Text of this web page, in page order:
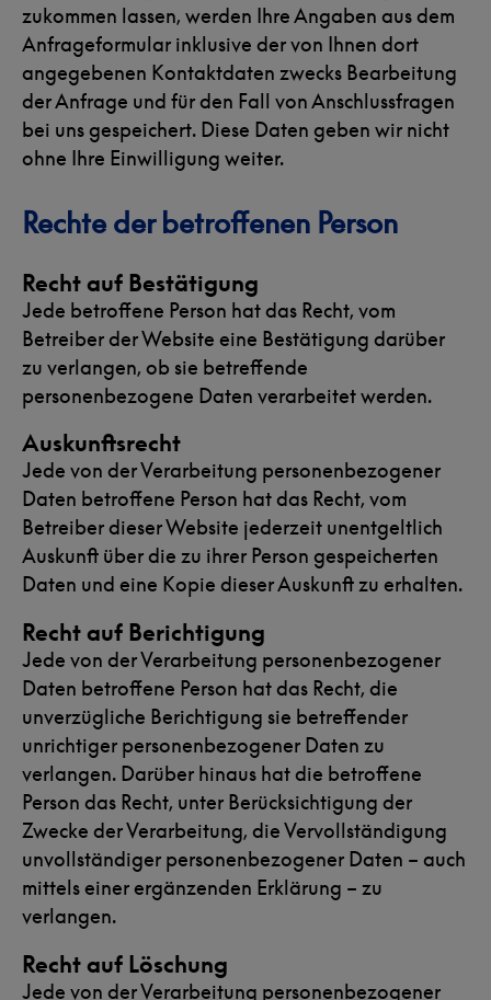
zukommen lassen, werden Ihre Angaben aus dem
Anfrageformular inklusive der von Ihnen dort
angegebenen Kontaktdaten zwecks Bearbeitung
der Anfrage und für den Fall von Anschlussfragen
bei uns gespeichert. Diese Daten geben wir nicht
ohne Ihre Einwilligung weiter.
Rechte der betroffenen Person
Recht auf Bestätigung
Jede betroffene Person hat das Recht, vom
Betreiber der Website eine Bestätigung darüber
zu verlangen, ob sie betreffende
personenbezogene Daten verarbeitet werden.
Auskunftsrecht
Jede von der Verarbeitung personenbezogener
Daten betroffene Person hat das Recht, vom
Betreiber dieser Website jederzeit unentgeltlich
Auskunft über die zu ihrer Person gespeicherten
Daten und eine Kopie dieser Auskunft zu erhalten.
Recht auf Berichtigung
Jede von der Verarbeitung personenbezogener
Daten betroffene Person hat das Recht, die
unverzügliche Berichtigung sie betreffender
unrichtiger personenbezogener Daten zu
verlangen. Darüber hinaus hat die betroffene
Person das Recht, unter Berücksichtigung der
Zwecke der Verarbeitung, die Vervollständigung
unvollständiger personenbezogener Daten – auch
mittels einer ergänzenden Erklärung – zu
verlangen.
Recht auf Löschung
Jede von der Verarbeitung personenbezogener